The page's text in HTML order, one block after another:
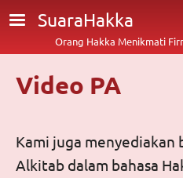
Lompat ke isi utama
SuaraHakka
Orang Hakka Menikmati
Video PA
Kami juga menyediakan
Alkitab dalam bahasa